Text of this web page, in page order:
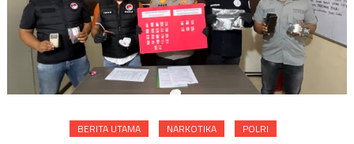
BERITA UTAMA NARKOTIKA POLRI